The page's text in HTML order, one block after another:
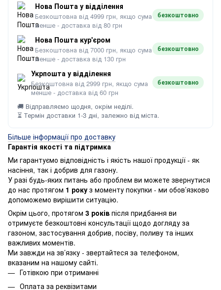
Нова Пошта у відділення
Безкоштовна від 4999 грн, якщо сума
менше - доставка від 80 грн
безкоштовно
Нова Пошта кур'єром
Безкоштовна від 7000 грн, якщо сума
менше - доставка від 130 грн
безкоштовно
Укрпошта у відділення
Безкоштовна від 2999 грн, якщо сума
менше - доставка від 60 грн
безкоштовно
🚚 Відправляємо щодня, окрім неділі.
⏳ Термін доставки 1-3 дні, залежно від міста.
Більше інформації про доставку
Гарантія якості та підтримка
Ми гарантуємо відповідність і якість нашої продукції - як
насіння, так і добрив для газону.
У разі будь-яких питань або проблем ви можете звернутися
до нас протягом 1 року з моменту покупки - ми обов’язково
допоможемо вирішити ситуацію.
Окрім цього, протягом 3 років після придбання ви
отримуєте безкоштовні консультації щодо догляду за
газоном, застосування добрив, посіву, поливу та інших
важливих моментів.
Ми завжди на зв’язку - звертайтеся за телефоном,
вказаним на нашому сайті.
Готівкою при отриманні
Оплата за реквізитами